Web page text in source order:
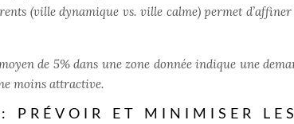
(ville dynamique vs. ville calme) permet
de 5% dans une zone donnée indique une
moins attractive.
PRÉVOIR ET MINIMISER